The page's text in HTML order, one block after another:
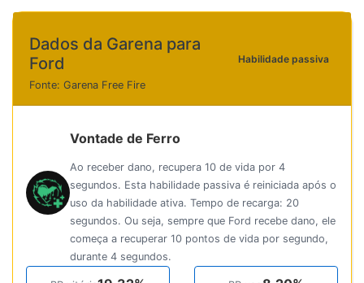
Dados da Garena para
Ford
Fonte: Garena Free Fire
Habilidade passiva
Vontade de Ferro
Ao receber dano, recupera 10 de vida por 4
segundos. Esta habilidade passiva é reiniciada após o
uso da habilidade ativa. Tempo de recarga: 20
segundos. Ou seja, sempre que Ford recebe dano, ele
começa a recuperar 10 pontos de vida por segundo,
durante 4 segundos.